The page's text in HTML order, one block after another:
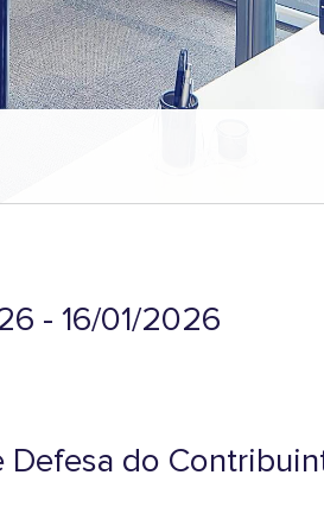
- 16/01/2026
Defesa do